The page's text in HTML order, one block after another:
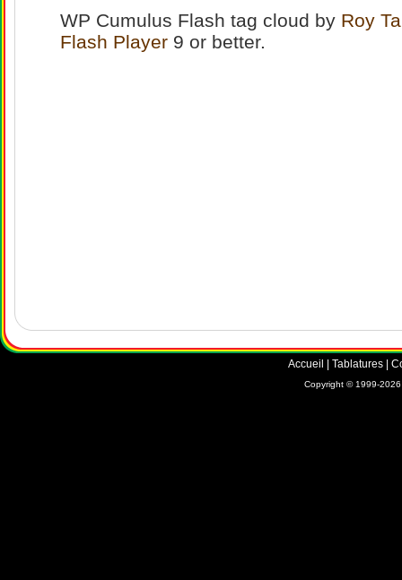
WP Cumulus Flash tag cloud by Roy
Flash Player 9 or better.
Accueil | Tablatures |
Copyright © 1999-